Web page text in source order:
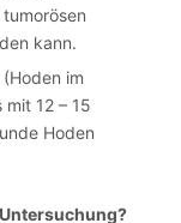
kann.
im
12 – 15
Hoden